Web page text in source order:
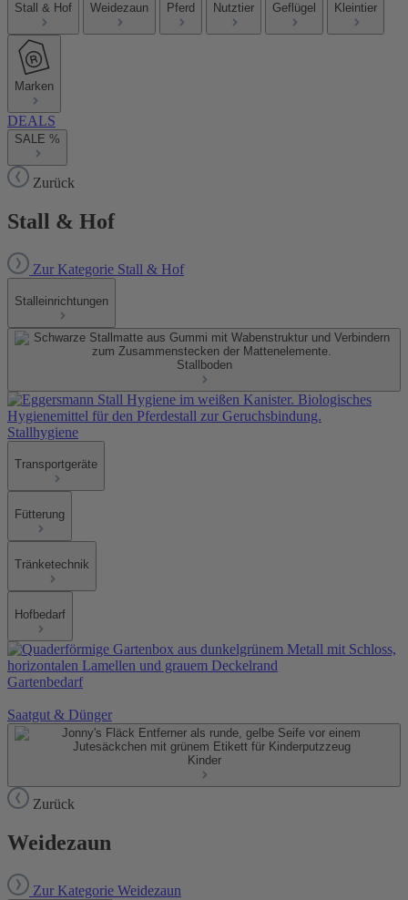
Stall & Hof Weidezaun Pferd Nutztier Geflügel Kleintier
Marken
DEALS
SALE %
Zurück
Stall & Hof
Zur Kategorie Stall & Hof
Stalleinrichtungen
Stallboden
Stallhygiene
Transportgeräte
Fütterung
Tränketechnik
Hofbedarf
Gartenbedarf
Saatgut & Dünger
Kinder
Zurück
Weidezaun
Zur Kategorie Weidezaun